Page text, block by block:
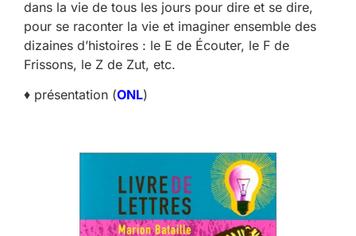
dans la vie de tous les jours pour dire et se dire,
pour se raconter la vie et imaginer ensemble des
dizaines d’histoires : le E de Écouter, le F de
Frissons, le Z de Zut, etc.
♦ présentation (ONL)